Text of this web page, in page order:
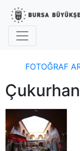
FOTOĞRAF
Çukurhan